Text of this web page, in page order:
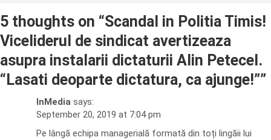
5 thoughts on “Scandal in Politia Timis!
Viceliderul de sindicat avertizeaza
asupra instalarii dictaturii Alin Petecel.
“Lasati deoparte dictatura, ca ajunge!””
InMedia says:
September 20, 2019 at 7:04 pm
Pe lângă echipa managerială formată din toți lingăii lui